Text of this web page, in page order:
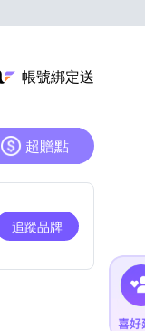
帳號綁定送
超贈點
追蹤品牌